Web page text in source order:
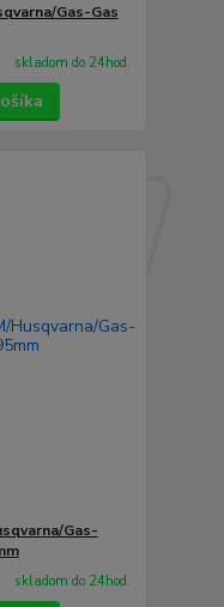
Gas-Gas
skladom do 24hod.
Gas-
skladom do 24hod.